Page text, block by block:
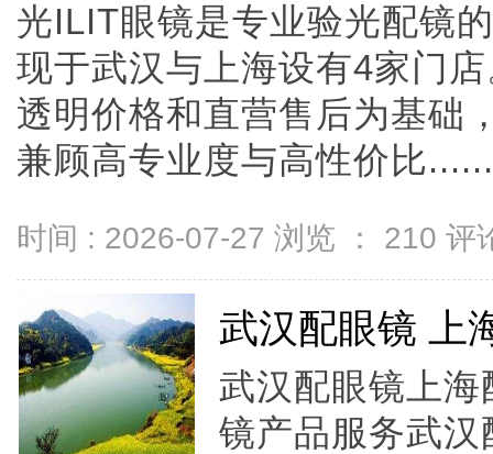
光ILIT眼镜是专业验光配镜
现于武汉与上海设有4家门
透明价格和直营售后为基础
兼顾高专业度与高性价比......
时间 : 2026-07-27 浏览 ： 210 评
武汉配眼镜 上
武汉配眼镜上
镜产品服务武